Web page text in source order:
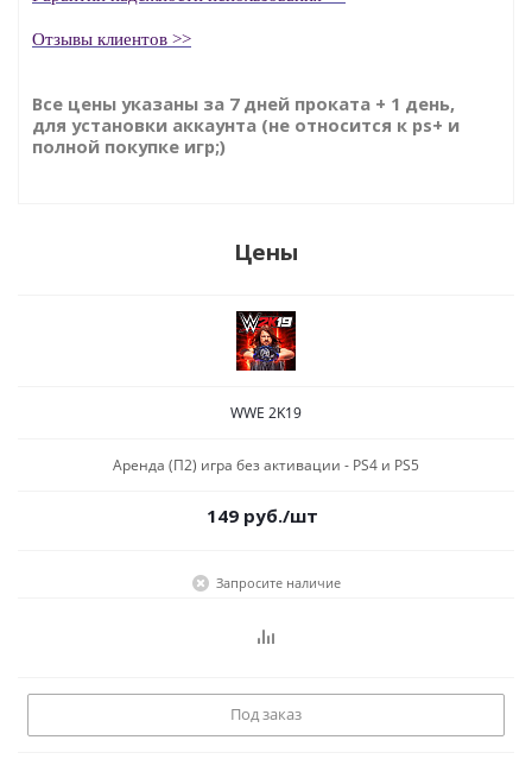
Отзывы клиентов >>
Все цены указаны за 7 дней проката + 1 день,
для установки аккаунта (не относится к ps+ и
полной покупке игр;)
Цены
WWE 2K19
Аренда (П2) игра без активации - PS4 и PS5
149руб./шт
Запросите наличие
Под заказ